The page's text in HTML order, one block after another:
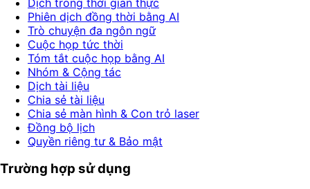
Phiên dịch đồng thời bằng AI
Trò chuyện đa ngôn ngữ
Cuộc họp tức thời
Tóm tắt cuộc họp bằng AI
Nhóm & Cộng tác
Dịch tài liệu
Chia sẻ tài liệu
Chia sẻ màn hình & Con trỏ laser
Đồng bộ lịch
Quyền riêng tư & Bảo mật
Trường hợp sử dụng